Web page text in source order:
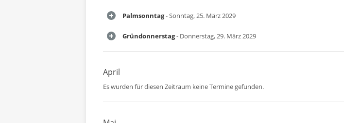
Palmsonntag- Sonntag, 25. März 2029
Gründonnerstag- Donnerstag, 29. März 2029
April
Es wurden für diesen Zeitraum keine Termine gefunden.